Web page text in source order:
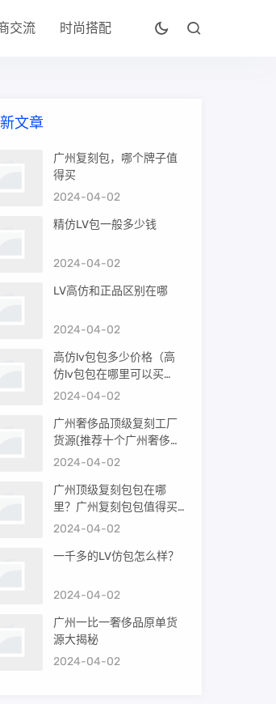
交流 时尚搭配
文章
广州复刻包，哪个牌子值
得买
2024-04-02
精仿LV包一般多少钱
2024-04-02
LV高仿和正品区别在哪
2024-04-02
高仿lv包包多少价格（高
仿lv包包在哪里可以买
到）
2024-04-02
广州奢侈品顶级复刻工厂
货源(推荐十个广州奢侈品
购买渠道)
2024-04-02
广州顶级复刻包包在哪
里？广州复刻包包值得买
吗？
2024-04-02
一千多的LV仿包怎么样？
2024-04-02
广州一比一奢侈品原单货
源大揭秘
2024-04-02